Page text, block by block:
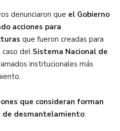
denunciaron que el Gobierno
acciones para
que fueron creadas para
caso del Sistema Nacional de
institucionales más
que consideran forman
desmantelamiento: